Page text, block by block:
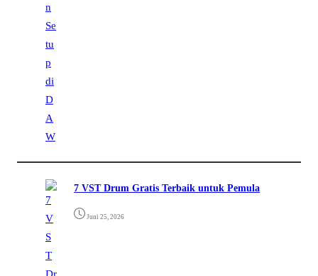
7 VST Drum Gratis Terbaik untuk Pemula
Juni 25, 2026